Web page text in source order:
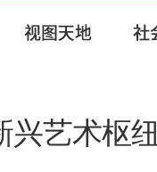
兴艺术枢纽